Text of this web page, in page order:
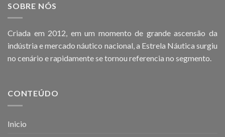
SOBRE NÓS
Criada em 2012, em um momento de grande ascensão da
indústria e mercado náutico nacional, a Estrela Náutica surgiu
no cenário e rapidamente se tornou referencia no segmento.
CONTEÚDO
Inicio